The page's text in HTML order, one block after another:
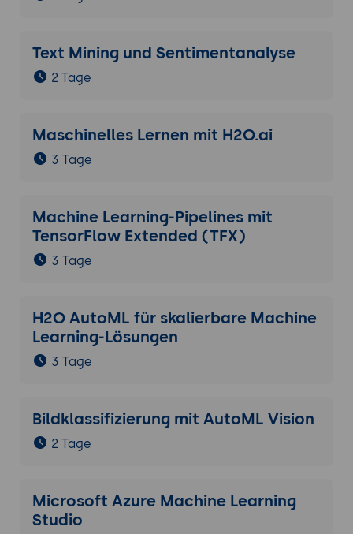
Text Mining und Sentimentanalyse
2 Tage
Maschinelles Lernen mit H2O.ai
3 Tage
Machine Learning-Pipelines mit
TensorFlow Extended (TFX)
3 Tage
H2O AutoML für skalierbare Machine
Learning-Lösungen
3 Tage
Bildklassifizierung mit AutoML Vision
2 Tage
Microsoft Azure Machine Learning
Studio